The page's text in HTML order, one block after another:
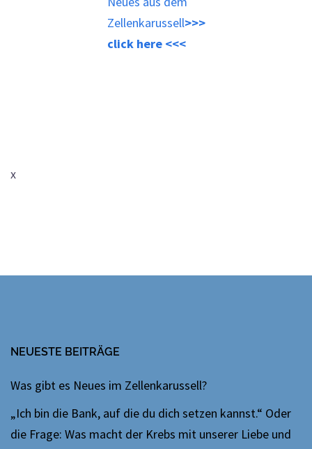
Zellenkarussell>>>
click here <<<
x
NEUESTE BEITRÄGE
Was gibt es Neues im Zellenkarussell?
„Ich bin die Bank, auf die du dich setzen kannst.“ Oder
die Frage: Was macht der Krebs mit unserer Liebe und